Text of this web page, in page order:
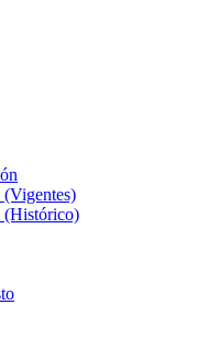
(Vigentes)
(Histórico)